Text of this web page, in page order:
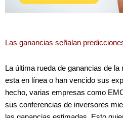
Las ganancias señalan
La última rueda de ganancias de
esta en línea o han vencido sus
hecho, varias empresas como
sus conferencias de inversores